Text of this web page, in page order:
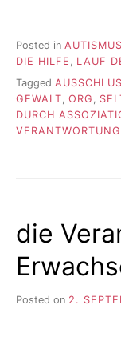
Posted in
DIE HILFE , LAUF
Tagged
GEWALT ORG
DURCH
VERANTWORTUNG
die
Posted on 2.